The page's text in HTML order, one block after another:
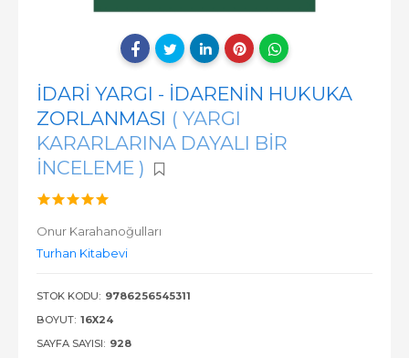
İDARİ YARGI - İDARENİN HUKUKA
ZORLANMASI ( YARGI
KARARLARINA DAYALI BİR
İNCELEME )
Onur Karahanoğulları
Turhan Kitabevi
STOK KODU: 9786256545311
BOYUT: 16X24
SAYFA SAYISI: 928